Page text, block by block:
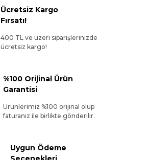
Ücretsiz Kargo
Fırsatı!
400 TL ve üzeri siparişlerinizde
ücretsiz kargo!
%100 Orijinal Ürün
Garantisi
Ürünlerimiz %100 orijinal olup
faturanız ile birlikte gönderilir.
Uygun Ödeme